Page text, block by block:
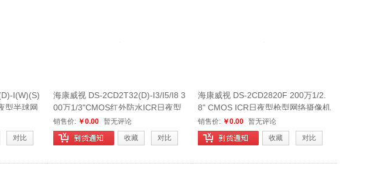
I(W)(S)
型半球网
对比
海康威视 DS-2CD2T32(D)-I3/I5/I8 3
00万1/3"CMOS红外防水ICR日夜型
筒型网络摄像机
销售价: ￥0.00 暂无评论
收藏
对比
海康威视 DS-2CD2820F 200万1/2.
8" CMOS ICR日夜型枪型网络摄像机
销售价: ￥0.00 暂无评论
收藏
对比